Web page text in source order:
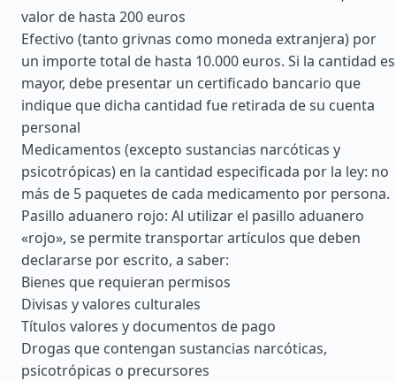
valor de hasta 200 euros
Efectivo (tanto grivnas como moneda extranjera) por
un importe total de hasta 10.000 euros. Si la cantidad es
mayor, debe presentar un certificado bancario que
indique que dicha cantidad fue retirada de su cuenta
personal
Medicamentos (excepto sustancias narcóticas y
psicotrópicas) en la cantidad especificada por la ley: no
más de 5 paquetes de cada medicamento por persona.
Pasillo aduanero rojo: Al utilizar el pasillo aduanero
«rojo», se permite transportar artículos que deben
declararse por escrito, a saber:
Bienes que requieran permisos
Divisas y valores culturales
Títulos valores y documentos de pago
Drogas que contengan sustancias narcóticas,
psicotrópicas o precursores